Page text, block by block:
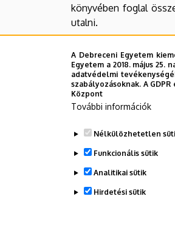
könyvében foglal
utalni.
közvetlenül is segítse
megjelentetése, majd
Az évszázados
igényesség, a
jeleznek, olyan tiszta
mindig magáénak vall.
A Debreceni Egyetem
Egyetem a 2018. május
adatvédelmi
szabályozásoknak. A
Központ
További információk
Nélkülözhetetlen
Funkcionális sütik
Analitikai sütik
Hirdetési sütik